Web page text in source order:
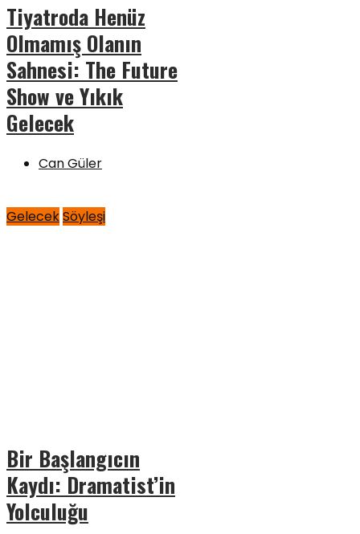
Tiyatroda Henüz
Olmamış Olanın
Sahnesi: The Future
Show ve Yıkık
Gelecek
Can Güler
GelecekSöyleşi
Bir Başlangıcın
Kaydı: Dramatist’in
Yolculuğu